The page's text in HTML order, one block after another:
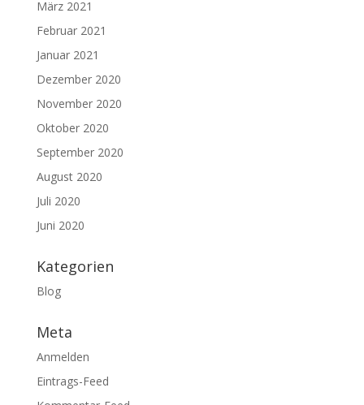
März 2021
Februar 2021
Januar 2021
Dezember 2020
November 2020
Oktober 2020
September 2020
August 2020
Juli 2020
Juni 2020
Kategorien
Blog
Meta
Anmelden
Eintrags-Feed